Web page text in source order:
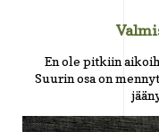
En ole pitkiin
Suurin osa on